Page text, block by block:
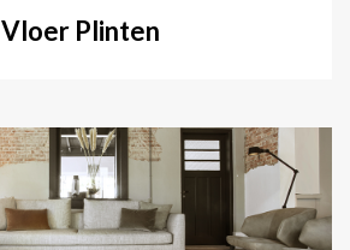
Vloer Plinten